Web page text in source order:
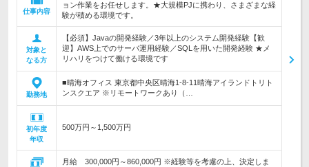
仕事内容
ョン作業をお任せします。★大規模PJに携わり、さまざまな経
験が積める環境です。
対象と
なる方
【必須】Javaの開発経験／3年以上のシステム開発経験【歓
迎】AWS上でのサーバ運用経験／SQLを用いた開発経験 ★メ
リハリをつけて働ける環境です
勤務地
■晴海オフィス 東京都中央区晴海1-8-11晴海アイランドトリト
ンスクエア ※リモートワークあり（…
初年度
年収
500万円～1,500万円
月給 300,000円～860,000円 ※経験等を考慮の上、決定しま